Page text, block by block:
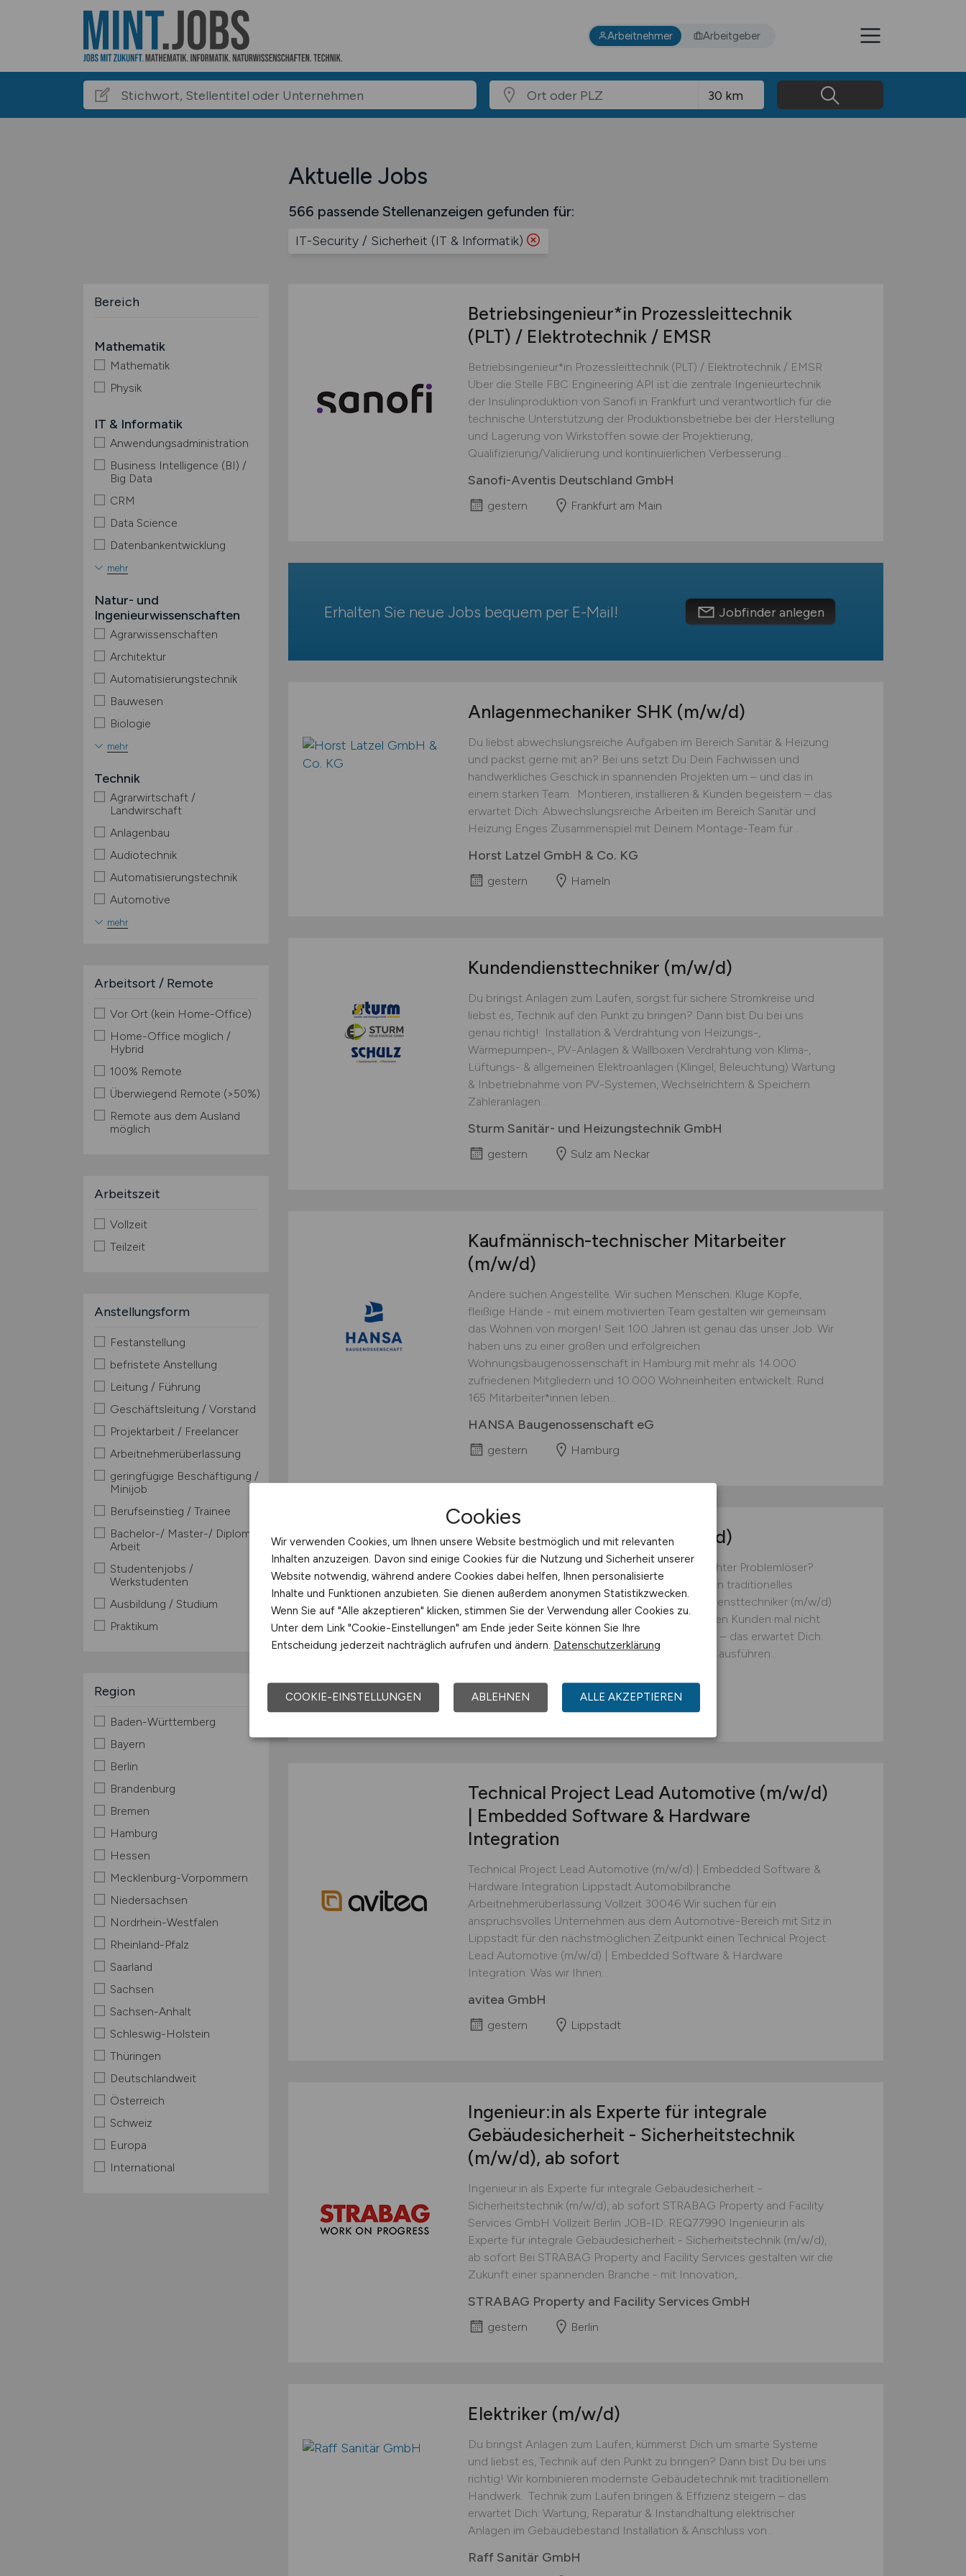
Arbeitnehmer Arbeitgeber
Aktuelle Jobs
566 passende Stellenanzeigen gefunden für:
IT-Security / Sicherheit (IT & Informatik)
Bereich
Mathematik
Mathematik
Physik
IT & Informatik
Anwendungsadministration
Business Intelligence (BI) /
Big Data
CRM
Data Science
Datenbankentwicklung
mehr
Natur- und
Ingenieurwissenschaften
Agrarwissenschaften
Architektur
Automatisierungstechnik
Bauwesen
Biologie
mehr
Technik
Agrarwirtschaft /
Landwirschaft
Anlagenbau
Audiotechnik
Automatisierungstechnik
Automotive
mehr
Arbeitsort / Remote
Vor Ort (kein Home-Office)
Home-Office möglich /
Hybrid
100% Remote
Überwiegend Remote (>50%)
Remote aus dem Ausland
möglich
Arbeitszeit
Vollzeit
Teilzeit
Anstellungsform
Festanstellung
befristete Anstellung
Leitung / Führung
Geschäftsleitung / Vorstand
Projektarbeit / Freelancer
Arbeitnehmerüberlassung
geringfügige Beschäftigung /
Minijob
Berufseinstieg / Trainee
Bachelor-/ Master-/ Diplom-
Arbeit
Studentenjobs /
Werkstudenten
Ausbildung / Studium
Praktikum
Region
Baden-Württemberg
Bayern
Berlin
Brandenburg
Bremen
Hamburg
Hessen
Mecklenburg-Vorpommern
Niedersachsen
Nordrhein-Westfalen
Rheinland-Pfalz
Saarland
Sachsen
Sachsen-Anhalt
Schleswig-Holstein
Thüringen
Deutschlandweit
Österreich
Schweiz
Europa
International
Betriebsingenieur*in Prozessleittechnik
(PLT) / Elektrotechnik / EMSR
Betriebsingenieur*in Prozessleittechnik (PLT) / Elektrotechnik / EMSR
Über die Stelle FBC Engineering API ist die zentrale Ingenieurtechnik
der Insulinproduktion von Sanofi in Frankfurt und verantwortlich für die
technische Unterstützung der Produktionsbetriebe bei der Herstellung
und Lagerung von Wirkstoffen sowie der Projektierung,
Qualifizierung/Validierung und kontinuierlichen Verbesserung...
Sanofi-Aventis Deutschland GmbH
gestern Frankfurt am Main
Erhalten Sie neue Jobs bequem per E-Mail! Jobfinder anlegen
Anlagenmechaniker SHK (m/w/d)
Du liebst abwechslungsreiche Aufgaben im Bereich Sanitär & Heizung
und packst gerne mit an? Bei uns setzt Du Dein Fachwissen und
handwerkliches Geschick in spannenden Projekten um – und das in
einem starken Team. ‍ Montieren, installieren & Kunden begeistern – das
erwartet Dich: Abwechslungsreiche Arbeiten im Bereich Sanitär und
Heizung Enges Zusammenspiel mit Deinem Montage-Team für...
Horst Latzel GmbH & Co. KG
gestern Hameln
Kundendiensttechniker (m/w/d)
Du bringst Anlagen zum Laufen, sorgst für sichere Stromkreise und
liebst es, Technik auf den Punkt zu bringen? Dann bist Du bei uns
genau richtig! ‍ Installation & Verdrahtung von Heizungs-,
Wärmepumpen-, PV-Anlagen & Wallboxen Verdrahtung von Klima-,
Lüftungs- & allgemeinen Elektroanlagen (Klingel, Beleuchtung) Wartung
& Inbetriebnahme von PV-Systemen, Wechselrichtern & Speichern
Zähleranlagen...
Sturm Sanitär- und Heizungstechnik GmbH
gestern Sulz am Neckar
Kaufmännisch-technischer Mitarbeiter
(m/w/d)
Andere suchen Angestellte. Wir suchen Menschen. Kluge Köpfe,
fleißige Hände - mit einem motivierten Team gestalten wir gemeinsam
das Wohnen von morgen! Seit 100 Jahren ist genau das unser Job. Wir
haben uns zu einer großen und erfolgreichen
Wohnungsbaugenossenschaft in Hamburg mit mehr als 14.000
zufriedenen Mitgliedern und 10.000 Wohneinheiten entwickelt. Rund
165 Mitarbeiter*innen leben...
HANSA Baugenossenschaft eG
gestern Hamburg
Kundendiensttechniker(m/w/d)
Du liebst Technik, packst gern an und bist ein echter Problemlöser?
Dann bist Du bei uns genau richtig! Wir verbinden traditionelles
Handwerk mit modernster Technik. Als Kundendiensttechniker (m/w/d)
bist Du die erste Anlaufstelle, wenn es bei unseren Kunden mal nicht
rund läuft. ‍ Probleme lösen & Kunden begeistern – das erwartet Dich:
Wartungs- und Reparaturaufträge selbstständig ausführen...
Horst Latzel GmbH & Co. KG
Technical Project Lead Automotive (m/w/d)
| Embedded Software & Hardware
Integration
Technical Project Lead Automotive (m/w/d) | Embedded Software &
Hardware Integration Lippstadt Automobilbranche
Arbeitnehmerüberlassung Vollzeit 30046 Wir suchen für ein
anspruchsvolles Unternehmen aus dem Automotive-Bereich mit Sitz in
Lippstadt für den nächstmöglichen Zeitpunkt einen Technical Project
Lead Automotive (m/w/d) | Embedded Software & Hardware
Integration. Was wir Ihnen...
avitea GmbH
gestern Lippstadt
Ingenieur:in als Experte für integrale
Gebäudesicherheit - Sicherheitstechnik
(m/w/d), ab sofort
Ingenieur:in als Experte für integrale Gebäudesicherheit -
Sicherheitstechnik (m/w/d), ab sofort STRABAG Property and Facility
Services GmbH Vollzeit Berlin JOB-ID: REQ77990 Ingenieur:in als
Experte für integrale Gebäudesicherheit - Sicherheitstechnik (m/w/d),
ab sofort Bei STRABAG Property and Facility Services gestalten wir die
Zukunft einer spannenden Branche - mit Innovation,...
STRABAG Property and Facility Services GmbH
gestern Berlin
Elektriker (m/w/d)
Du bringst Anlagen zum Laufen, kümmerst Dich um smarte Systeme
und liebst es, Technik auf den Punkt zu bringen? Dann bist Du bei uns
richtig! Wir kombinieren modernste Gebäudetechnik mit traditionellem
Handwerk. ‍ Technik zum Laufen bringen & Effizienz steigern – das
erwartet Dich: Wartung, Reparatur & Instandhaltung elektrischer
Anlagen im Gebäudebestand Installation & Anschluss von...
Raff Sanitär GmbH
Cookies
Wir verwenden Cookies, um Ihnen unsere Website bestmöglich und mit relevanten
Inhalten anzuzeigen. Davon sind einige Cookies für die Nutzung und Sicherheit unserer
Website notwendig, während andere Cookies dabei helfen, Ihnen personalisierte
Inhalte und Funktionen anzubieten. Sie dienen außerdem anonymen Statistikzwecken.
Wenn Sie auf "Alle akzeptieren" klicken, stimmen Sie der Verwendung aller Cookies zu.
Unter dem Link "Cookie-Einstellungen" am Ende jeder Seite können Sie Ihre
Entscheidung jederzeit nachträglich aufrufen und ändern. Datenschutzerklärung
COOKIE-EINSTELLUNGEN ABLEHNEN ALLE AKZEPTIEREN